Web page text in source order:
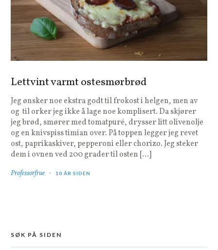
Lettvint varmt ostesmørbrød
Jeg ønsker noe ekstra godt til frokost i helgen, men av
og til orker jeg ikke å lage noe komplisert. Da skjører
jeg brød, smører med tomatpuré, drysser litt olivenolje
og en knivspiss timian over. På toppen legger jeg revet
ost, paprikaskiver, pepperoni eller chorizo. Jeg steker
dem i ovnen ved 200 grader til osten […]
Professorfrue 10 ÅR SIDEN
SØK PÅ SIDEN